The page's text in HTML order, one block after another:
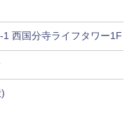
西国分寺ライフタワー1F